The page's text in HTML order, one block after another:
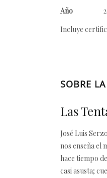
Año
Incluye
SOBRE
Las
José Luis
nos enseña el
hace tiempo
casi asusta;